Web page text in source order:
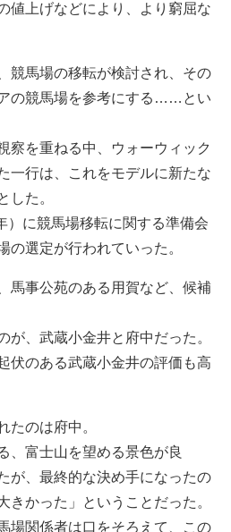
値上げなどにより、より窮屈な
競馬場の移転が検討され、その
の競馬場を参考にする……とい
察を重ねる中、ウォーウィック
一行は、これをモデルに新たな
した。
）に競馬場移転に関する準備会
の選定が行われていった。
馬事公苑のある用賀など、候補
が、武蔵小金井と府中だった。
伏のある武蔵小金井の評価も高
たのは府中。
、富士山を望める景色が良
、最終的な決め手になったの
きかった」ということだった。
場関係者は口をそろえて、この